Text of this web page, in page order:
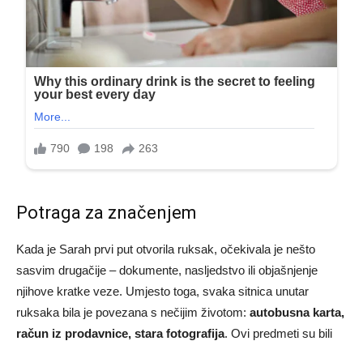
Potraga za značenjem
Kada je Sarah prvi put otvorila ruksak, očekivala je nešto
sasvim drugačije – dokumente, nasljedstvo ili objašnjenje
njihove kratke veze. Umjesto toga, svaka sitnica unutar
ruksaka bila je povezana s nečijim životom: autobusna karta,
račun iz prodavnice, stara fotografija. Ovi predmeti su bili